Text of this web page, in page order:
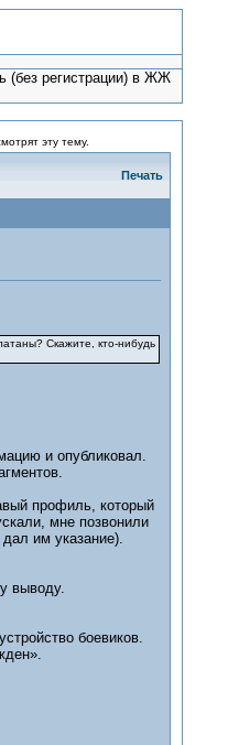
(без регистрации) в ЖЖ
эту тему.
Печать
Скажите, кто-нибудь
и опубликовал.
профиль, который
мне позвонили
им указание).
выводу.
боевиков.